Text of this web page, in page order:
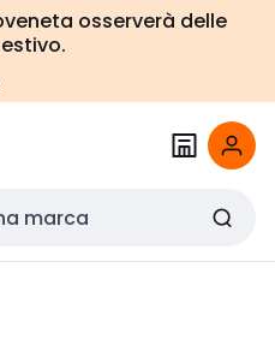
osserverà delle